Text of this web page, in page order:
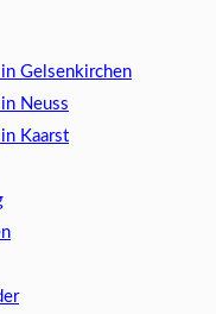
Gelsenkirchen
Neuss
Kaarst